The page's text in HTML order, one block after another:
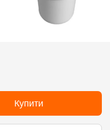
Купити